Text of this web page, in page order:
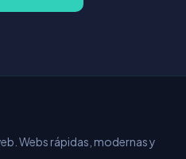
Webs rápidas, modernas y